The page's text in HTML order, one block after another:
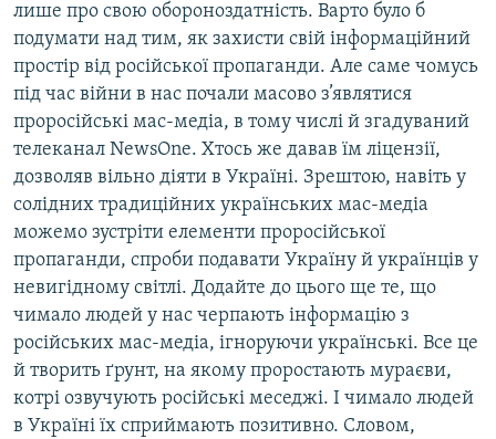
лише про свою обороноздатність. Варто було б
подумати над тим, як захисти свій інформаційний
простір від російської пропаганди. Але саме чомусь
під час війни в нас почали масово з’являтися
проросійські мас-медіа, в тому числі й згадуваний
телеканал NewsOne. Хтось же давав їм ліцензії,
дозволяв вільно діяти в Україні. Зрештою, навіть у
солідних традиційних українських мас-медіа
можемо зустріти елементи проросійської
пропаганди, спроби подавати Україну й українців у
невигідному світлі. Додайте до цього ще те, що
чимало людей у нас черпають інформацію з
російських мас-медіа, ігноруючи українські. Все це
й творить ґрунт, на якому проростають мураєви,
котрі озвучують російські меседжі. І чимало людей
в Україні їх сприймають позитивно. Словом,